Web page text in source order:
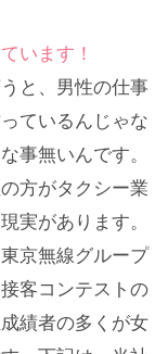
います！
と、男性の仕事
ているんじゃな
事無いんです。
方がタクシー業
実があります。
京無線グループ
客コンテストの
績者の多くが女